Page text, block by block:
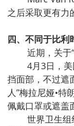
之后采取更有力
四、不同于比利
近期，关于
4月3日，
挡面部，不过遮
人”梅拉尼娅•
佩戴口罩或遮盖
世界卫生